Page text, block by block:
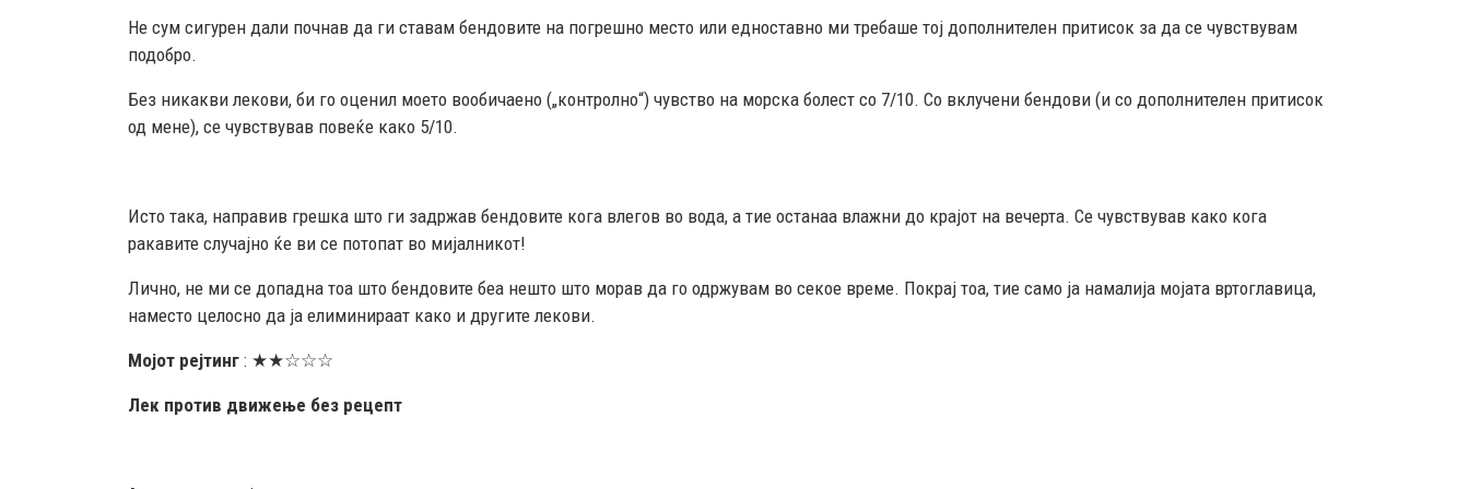
Не сум сигурен дали почнав да ги ставам бендовите на погрешно место или едноставно ми требаше тој дополнителен притисок за да се чувствувам
подобро.
Без никакви лекови, би го оценил моето вообичаено („контролно“) чувство на морска болест со 7/10. Со вклучени бендови (и со дополнителен притисок
од мене), се чувствував повеќе како 5/10.
Исто така, направив грешка што ги задржав бендовите кога влегов во вода, а тие останаа влажни до крајот на вечерта. Се чувствував како кога
ракавите случајно ќе ви се потопат во мијалникот!
Лично, не ми се допадна тоа што бендовите беа нешто што морав да го одржувам во секое време. Покрај тоа, тие само ја намалија мојата вртоглавица,
наместо целосно да ја елиминираат како и другите лекови.
Мојот рејтинг : ★★☆☆☆
Лек против движење без рецепт